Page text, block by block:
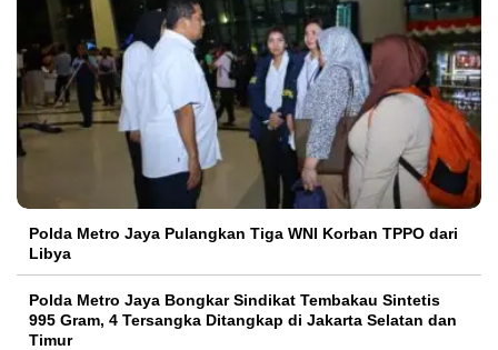
Polda Metro Jaya Pulangkan Tiga WNI Korban TPPO dari
Libya
Polda Metro Jaya Bongkar Sindikat Tembakau Sintetis
995 Gram, 4 Tersangka Ditangkap di Jakarta Selatan dan
Timur